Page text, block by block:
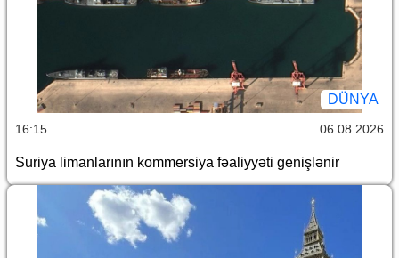
DÜNYA
16:15 06.08.2026
Suriya limanlarının kommersiya fəaliyyəti genişlənir